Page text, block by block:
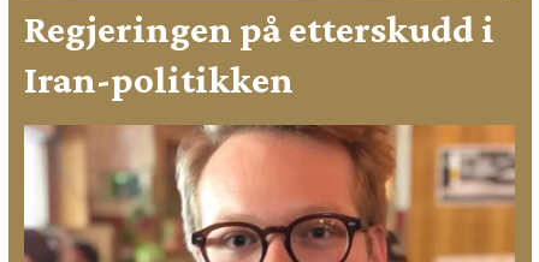
Regjeringen på etterskudd i
Iran-politikken